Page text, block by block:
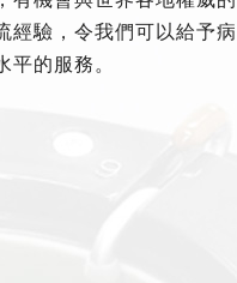
經驗，令我們可以給予病
平的服務。